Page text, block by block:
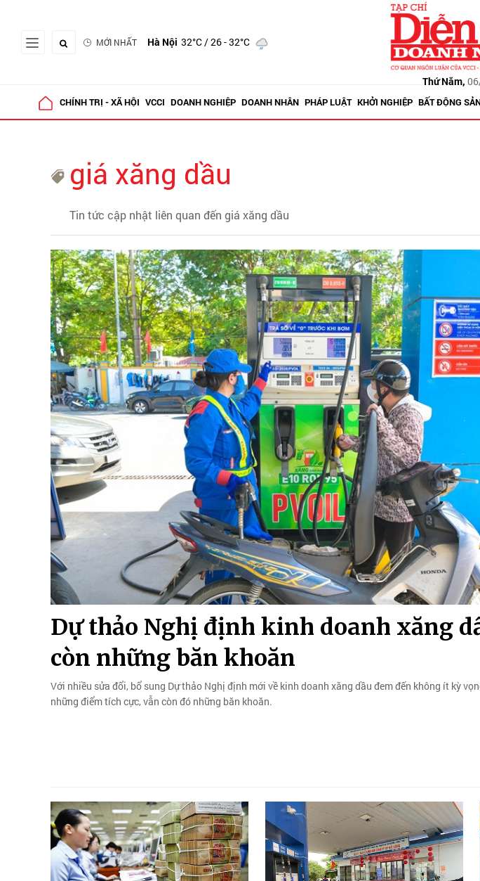
MỚI NHẤT Hà Nội 32°C/ 26 - 32°C
Thứ Năm,
CHÍNH TRỊ - XÃ HỘI VCCI DOANH NGHIỆP DOANH NHÂN PHÁP LUẬT KHỞI NGHIỆP BẤT ĐỘNG
giá xăng dầu
Tin tức cập nhật liên quan đến giá xăng dầu
Dự thảo Nghị định kinh doanh xăng
còn những băn khoăn
Với nhiều sửa đổi, bổ sung Dự thảo Nghị định mới về kinh doanh xăng dầu đem đến không ít kỳ
những điểm tích cực, vẫn còn đó những băn khoăn.